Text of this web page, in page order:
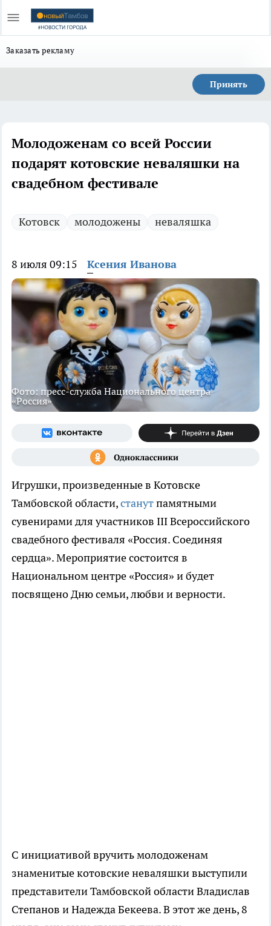
Заказать рекламу
Принять
Молодоженам со всей России
подарят котовские неваляшки на
свадебном фестивале
Котовск молодожены неваляшка
8 июля 09:15 Ксения Иванова
Фото: пресс-служба Национального центра
«Россия»
Игрушки, произведенные в Котовске
Тамбовской области,станутпамятными
сувенирами для участников III Всероссийского
свадебного фестиваля «Россия. Соединяя
сердца». Мероприятие состоится в
Национальном центре «Россия» и будет
посвящено Дню семьи, любви и верности.
С инициативой вручить молодоженам
знаменитые котовские неваляшки выступили
представители Тамбовской области Владислав
Степанов и Надежда Бекеева. В этот же день, 8